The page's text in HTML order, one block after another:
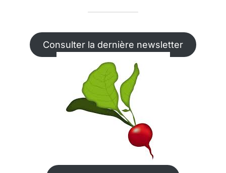
Consulter la dernière newsletter